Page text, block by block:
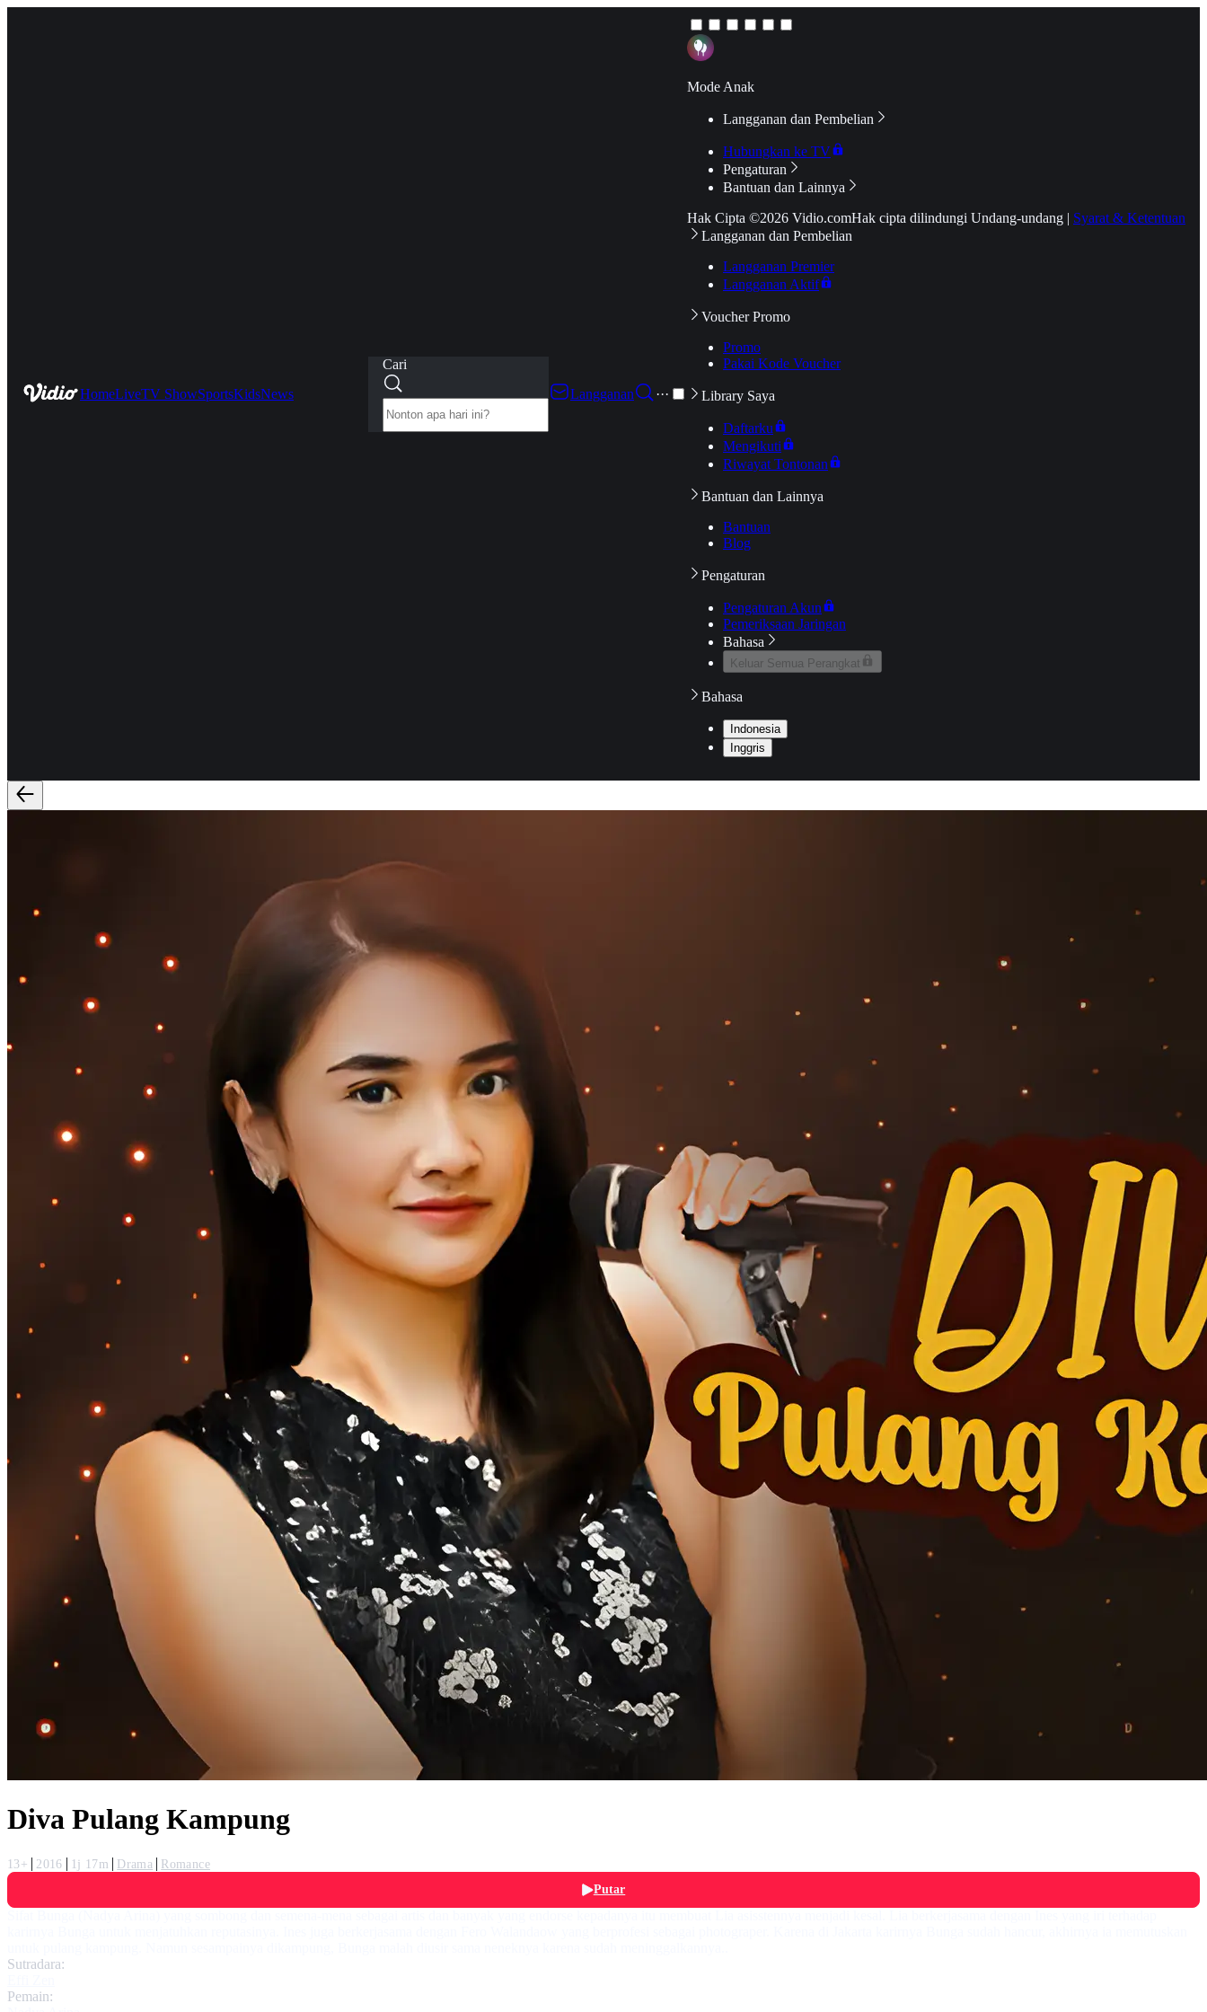
HomeLiveTV ShowSportsKidsNews
Cari
Langganan
···
Mode Anak
Langganan dan Pembelian
Hubungkan ke TV
Pengaturan
Bantuan dan Lainnya
Hak Cipta ©2026 Vidio.comHak cipta dilindungi Undang-undang | Syarat & Ketentuan
Langganan dan Pembelian
Langganan Premier
Langganan Aktif
Voucher Promo
Promo
Pakai Kode Voucher
Library Saya
Daftarku
Mengikuti
Riwayat Tontonan
Bantuan dan Lainnya
Bantuan
Blog
Pengaturan
Pengaturan Akun
Pemeriksaan Jaringan
Bahasa
Keluar Semua Perangkat
Bahasa
Indonesia
Inggris
Diva Pulang Kampung
13+ 2016 1j 17m Drama
Romance
Putar
Sutradara:
Pemain: